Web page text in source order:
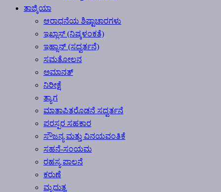
ತಾಜ್ಕಿಯಾ
ಆರಾಧನೆಯ ಶಿಷ್ಟಾಚಾರಗಳು
ಇಖ್ಲಾಸ್ (ನಿಷ್ಕಳಂಕತೆ)
ಇಹ್ಸಾನ್ (ಸದ್ವರ್ತನೆ)
ಸಮತೋಲನ
ಅಮಾನತ್
ನಿರೀಕ್ಷೆ
ತ್ಯಾಗ
ಮಾತಾಪಿತರೊಡನೆ ಸದ್ವರ್ತನೆ
ಪರಸ್ಪರ ಸಹಕಾರ
ಸೌಜನ್ಯ ಮತ್ತು ವಿನಯವಂತಿಕೆ
ಸಹನೆ-ಸಂಯಮ
ರಹಸ್ಯ ಪಾಲನೆ
ಕರುಣೆ
ಮೃದುತ್ವ